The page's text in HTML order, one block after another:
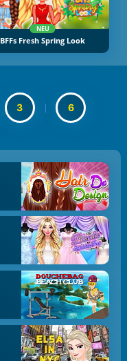
NEU
BFFs Fresh Spring Look
3 | 6